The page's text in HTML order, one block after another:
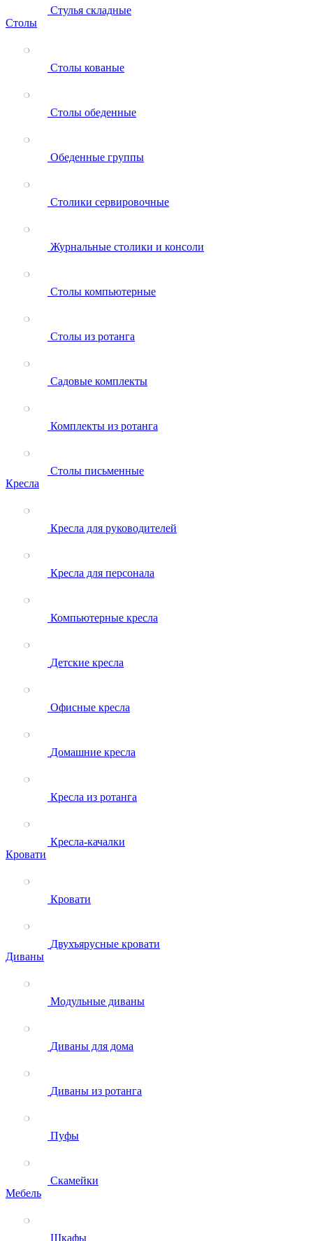
Стулья складные
Столы
Столы кованые
Столы обеденные
Обеденные группы
Столики сервировочные
Журнальные столики и консоли
Столы компьютерные
Столы из ротанга
Садовые комплекты
Комплекты из ротанга
Столы письменные
Кресла
Кресла для руководителей
Кресла для персонала
Компьютерные кресла
Детские кресла
Офисные кресла
Домашние кресла
Кресла из ротанга
Кресла-качалки
Кровати
Кровати
Двухъярусные кровати
Диваны
Модульные диваны
Диваны для дома
Диваны из ротанга
Пуфы
Скамейки
Мебель
Шкафы